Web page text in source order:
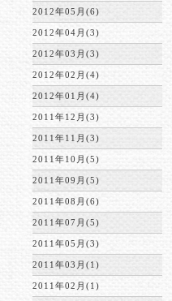
2012年05月(6)
2012年04月(3)
2012年03月(3)
2012年02月(4)
2012年01月(4)
2011年12月(3)
2011年11月(3)
2011年10月(5)
2011年09月(5)
2011年08月(6)
2011年07月(5)
2011年05月(3)
2011年03月(1)
2011年02月(1)